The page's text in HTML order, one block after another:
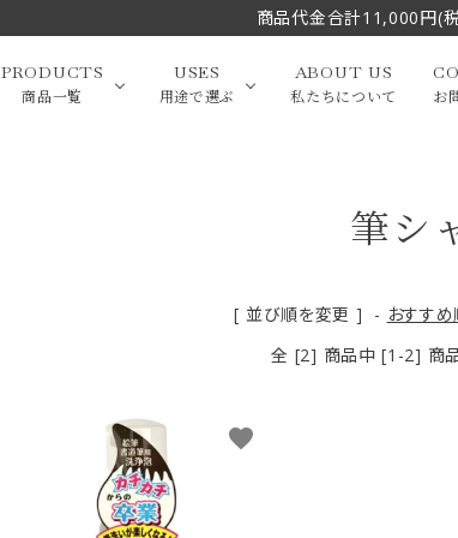
商品代金合計11,000円(税
PRODUCTS
商品一覧
大中筆
小筆
限定品
高級化粧筆
USES
用途で選ぶ
写経・御朱印
贈り物（限定セット）
ABOUT US
私たちについて お
筆シ
[ 並び順を変更 ] - おすすめ
全 [2] 商品中 [1-2] 商
favorite